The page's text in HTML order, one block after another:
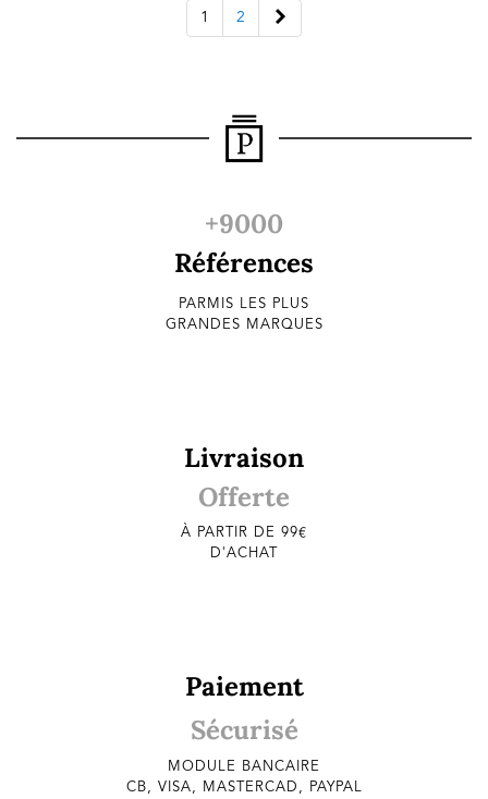
1 2
+9000
Références
PARMIS LES PLUS
GRANDES MARQUES
Livraison
Offerte
À PARTIR DE 99€
D'ACHAT
Paiement
Sécurisé
MODULE BANCAIRE
CB, VISA, MASTERCAD, PAYPAL